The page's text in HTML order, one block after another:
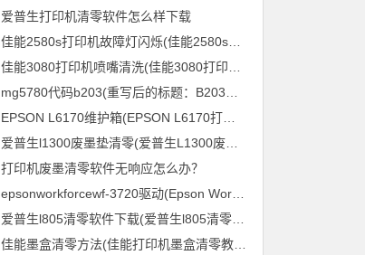
爱普生打印机清零软件怎么样下载
佳能2580s打印机故障灯闪烁(佳能2580s打印机故障灯频繁闪烁怎么办？)
佳能3080打印机喷嘴清洗(佳能3080打印机喷头清理方法)
mg5780代码b203(重写后的标题：B203毛绒鸟打印机 – MG5780系列的新成员)
EPSON L6170维护箱(EPSON L6170打印机维护盒的重要性)
爱普生l1300废墨垫清零(爱普生L1300废墨垫重置，让您的打印机继续高效输出！)
打印机废墨清零软件无响应怎么办？
epsonworkforcewf-3720驱动(Epson WorkForce WF-3720 打印机驱动下载及安装教程)
爱普生l805清零软件下载(爱普生l805清零软件免费下载)
佳能墨盒清零方法(佳能打印机墨盒清零教程，轻松零成本重复利用)